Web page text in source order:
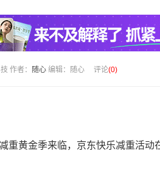
作者： 随心 编辑：随心 评论(0)
重黄金季来临，京东快乐减重活动